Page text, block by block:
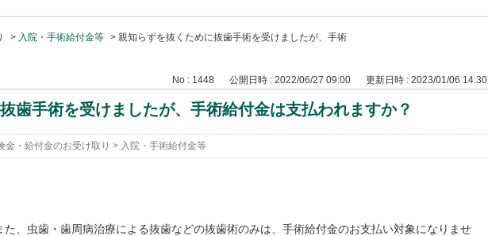
> 入院・手術給付金等 > 親知らずを抜くために抜歯手術を受けましたが、手術
No : 1448 公開日時 : 2022/06/27 09:00 更新日時 : 2023/01/06 14:30
歯手術を受けましたが、手術給付金は支払われますか？
金・給付金のお受け取り > 入院・手術給付金等
、虫歯・歯周病治療による抜歯などの抜歯術のみは、手術給付金のお支払い対象になりませ